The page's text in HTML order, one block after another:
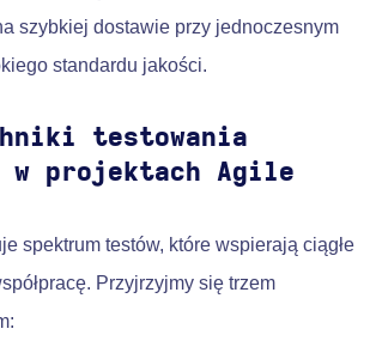
szybkiej dostawie przy jednoczesnym
standardu jakości.
testowania
w projektach Agile
spektrum testów, które wspierają ciągłe
Przyjrzyjmy się trzem